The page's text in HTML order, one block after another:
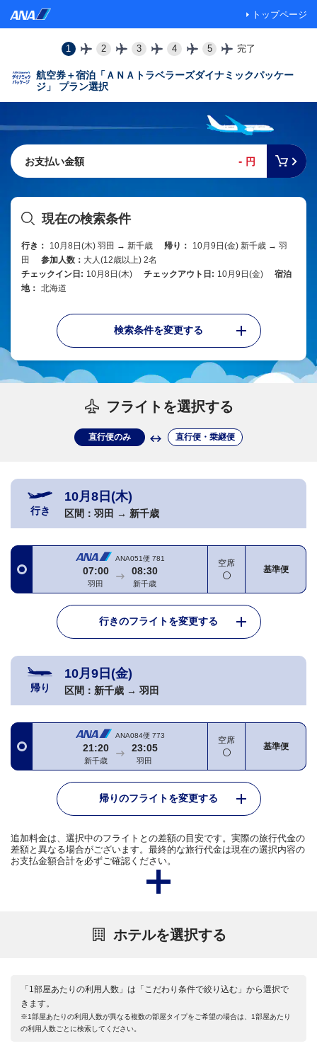
トップページ
1 2 3 4 5 完了
航空券＋宿泊「ＡＮＡトラベラーズダイナミックパッケー
ジ」 プラン選択
お支払い金額 - 円
現在の検索条件
行き： 10月8日(木) 羽田 → 新千歳 帰り：
10月9日(金) 新千歳 → 羽
田
参加人数： 大人(12歳以上) 2名
チェックイン日: 10月8日(木) チェックアウト日: 10月9日(金)
宿泊
地： 北海道
検索条件を変更する
フライトを選択する
直行便のみ 直行便・乗継便
行き
10月8日(木)
区間： 羽田 → 新千歳
ANA051便 781
07:00
羽田
08:30
新千歳
空席
基準便
行きのフライトを変更する
帰り
10月9日(金)
区間： 新千歳 → 羽田
ANA084便 773
21:20
新千歳
23:05
羽田
空席
基準便
帰りのフライトを変更する
追加料金は、選択中のフライトとの差額の目安です。実際の旅行代金の
差額と異なる場合がございます。最終的な旅行代金は現在の選択内容の
お支払金額合計を必ずご確認ください。
ホテルを選択する
「1部屋あたりの利用人数」は「こだわり条件で絞り込む」から選択で
きます。
※1部屋あたりの利用人数が異なる複数の部屋タイプをご希望の場合は、1部屋あたり
の利用人数ごとに検索してください。